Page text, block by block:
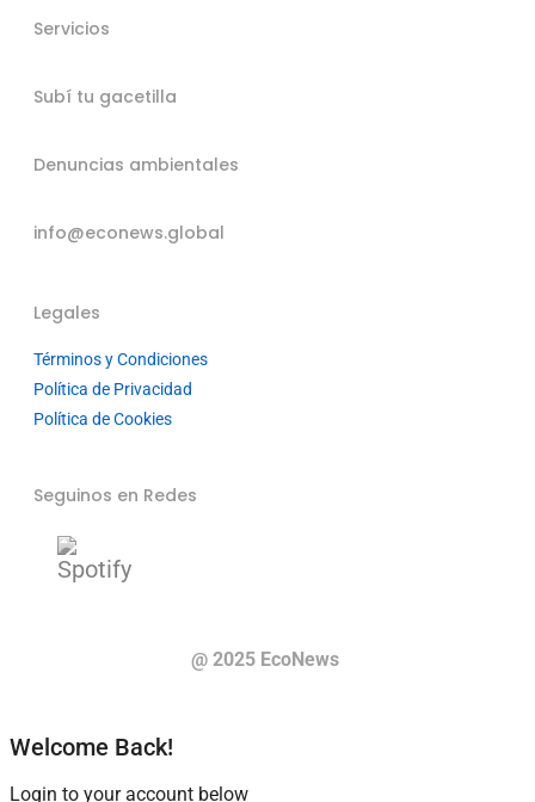
Servicios
Subí tu gacetilla
Denuncias ambientales
info@econews.global
Legales
Términos y Condiciones
Política de Privacidad
Política de Cookies
Seguinos en Redes
@ 2025 EcoNews
Welcome Back!
Login to your account below